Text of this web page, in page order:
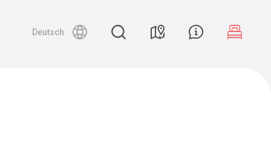
Deutsch